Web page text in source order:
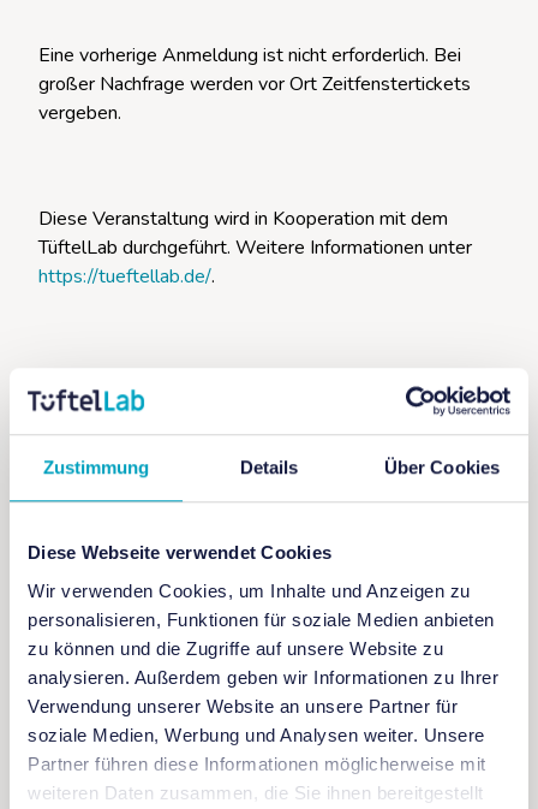
Zustimmung Details Über Cookies
Diese Webseite verwendet Cookies
Wir verwenden Cookies, um Inhalte und Anzeigen zu
personalisieren, Funktionen für soziale Medien anbieten
zu können und die Zugriffe auf unsere Website zu
analysieren. Außerdem geben wir Informationen zu Ihrer
Verwendung unserer Website an unsere Partner für
soziale Medien, Werbung und Analysen weiter. Unsere
Partner führen diese Informationen möglicherweise mit
weiteren Daten zusammen, die Sie ihnen bereitgestellt
Eine vorherige Anmeldung ist nicht erforderlich. Bei
großer Nachfrage werden vor Ort Zeitfenstertickets
vergeben.
Diese Veranstaltung wird in Kooperation mit dem
TüftelLab durchgeführt. Weitere Informationen unter
https://tueftellab.de/.
+ iCal / Outlook exportieren